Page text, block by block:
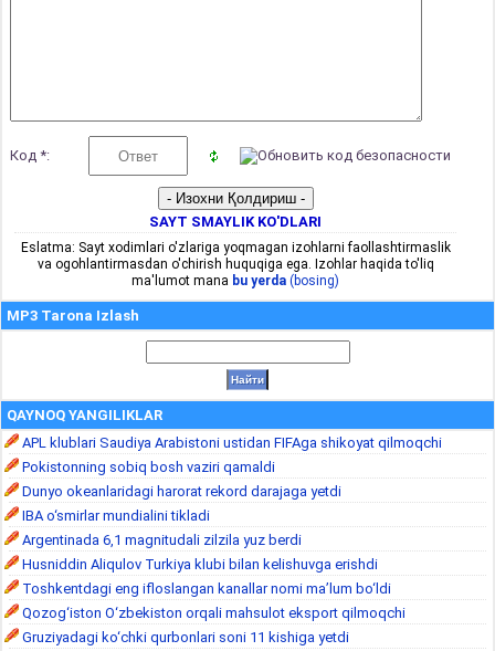
Код *:
SAYT SMAYLIK KO'DLARI
Eslatma: Sayt xodimlari o'zlariga yoqmagan izohlarni faollashtirmaslik
va ogohlantirmasdan o'chirish huquqiga ega. Izohlar haqida to'liq
ma'lumot mana bu yerda (bosing)
MP3 Tarona Izlash
QAYNOQ YANGILIKLAR
APL klublari Saudiya Arabistoni ustidan FIFAga shikoyat qilmoqchi
Pokistonning sobiq bosh vaziri qamaldi
Dunyo okeanlaridagi harorat rekord darajaga yetdi
IBA o‘smirlar mundialini tikladi
Argentinada 6,1 magnitudali zilzila yuz berdi
Husniddin Aliqulov Turkiya klubi bilan kelishuvga erishdi
Toshkentdagi eng ifloslangan kanallar nomi ma’lum bo‘ldi
Qozog‘iston O‘zbekiston orqali mahsulot eksport qilmoqchi
Gruziyadagi ko‘chki qurbonlari soni 11 kishiga yetdi